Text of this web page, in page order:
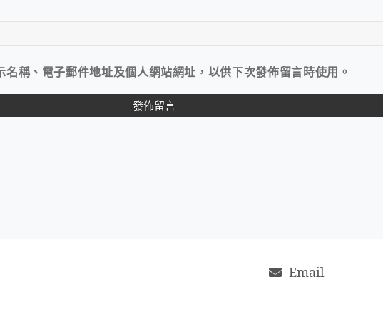
名稱、電子郵件地址及個人網站網址，以供下次發佈留言時使用。
Email